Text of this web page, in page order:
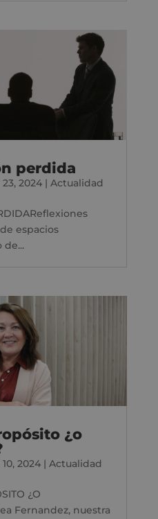
perdida
2024| Actualidad
espacios
¿o
2024| Actualidad
¿O
Fernandez, nuestra